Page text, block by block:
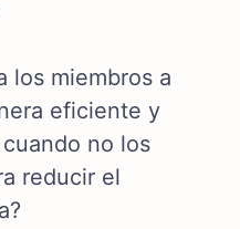
los miembros a
eficiente y
no los
reducir el